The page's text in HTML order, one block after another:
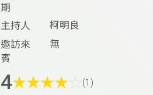
期
主持人
柯明良
邀訪來
賓
無
4★★★★ (1)